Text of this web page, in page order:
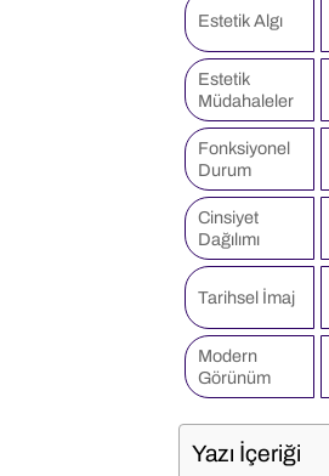
Estetik Algı
Estetik
Müdahaleler
Fonksiyonel
Durum
Cinsiyet
Dağılımı
Tarihsel İmaj
Modern
Görünüm
Yazı İçeriği